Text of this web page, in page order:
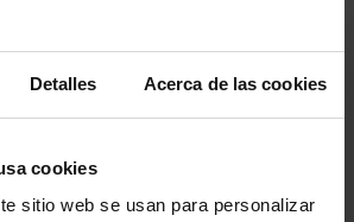
Detalles Acerca de las cookies
cookies
sitio web se usan para personalizar
amigos
44 %
guardería